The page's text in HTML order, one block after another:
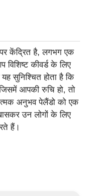
केंद्रित है, लगभग एक
कीवर्ड के लिए
सुनिश्चित होता है कि
आपकी रुचि हो, तो
अनुभव पेलैंडो को एक
उन लोगों के लिए
हैं।